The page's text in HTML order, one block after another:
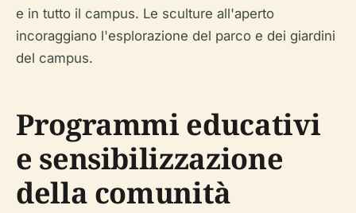
e in tutto il campus. Le sculture all'aperto
incoraggiano l'esplorazione del parco e dei giardini
del campus.
Programmi educativi
e sensibilizzazione
della comunità